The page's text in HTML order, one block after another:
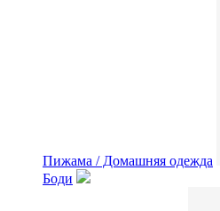
Пижама / Домашняя одежда
Боди